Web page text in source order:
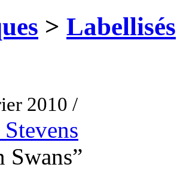
> Labellisés
2010 /
Swans”